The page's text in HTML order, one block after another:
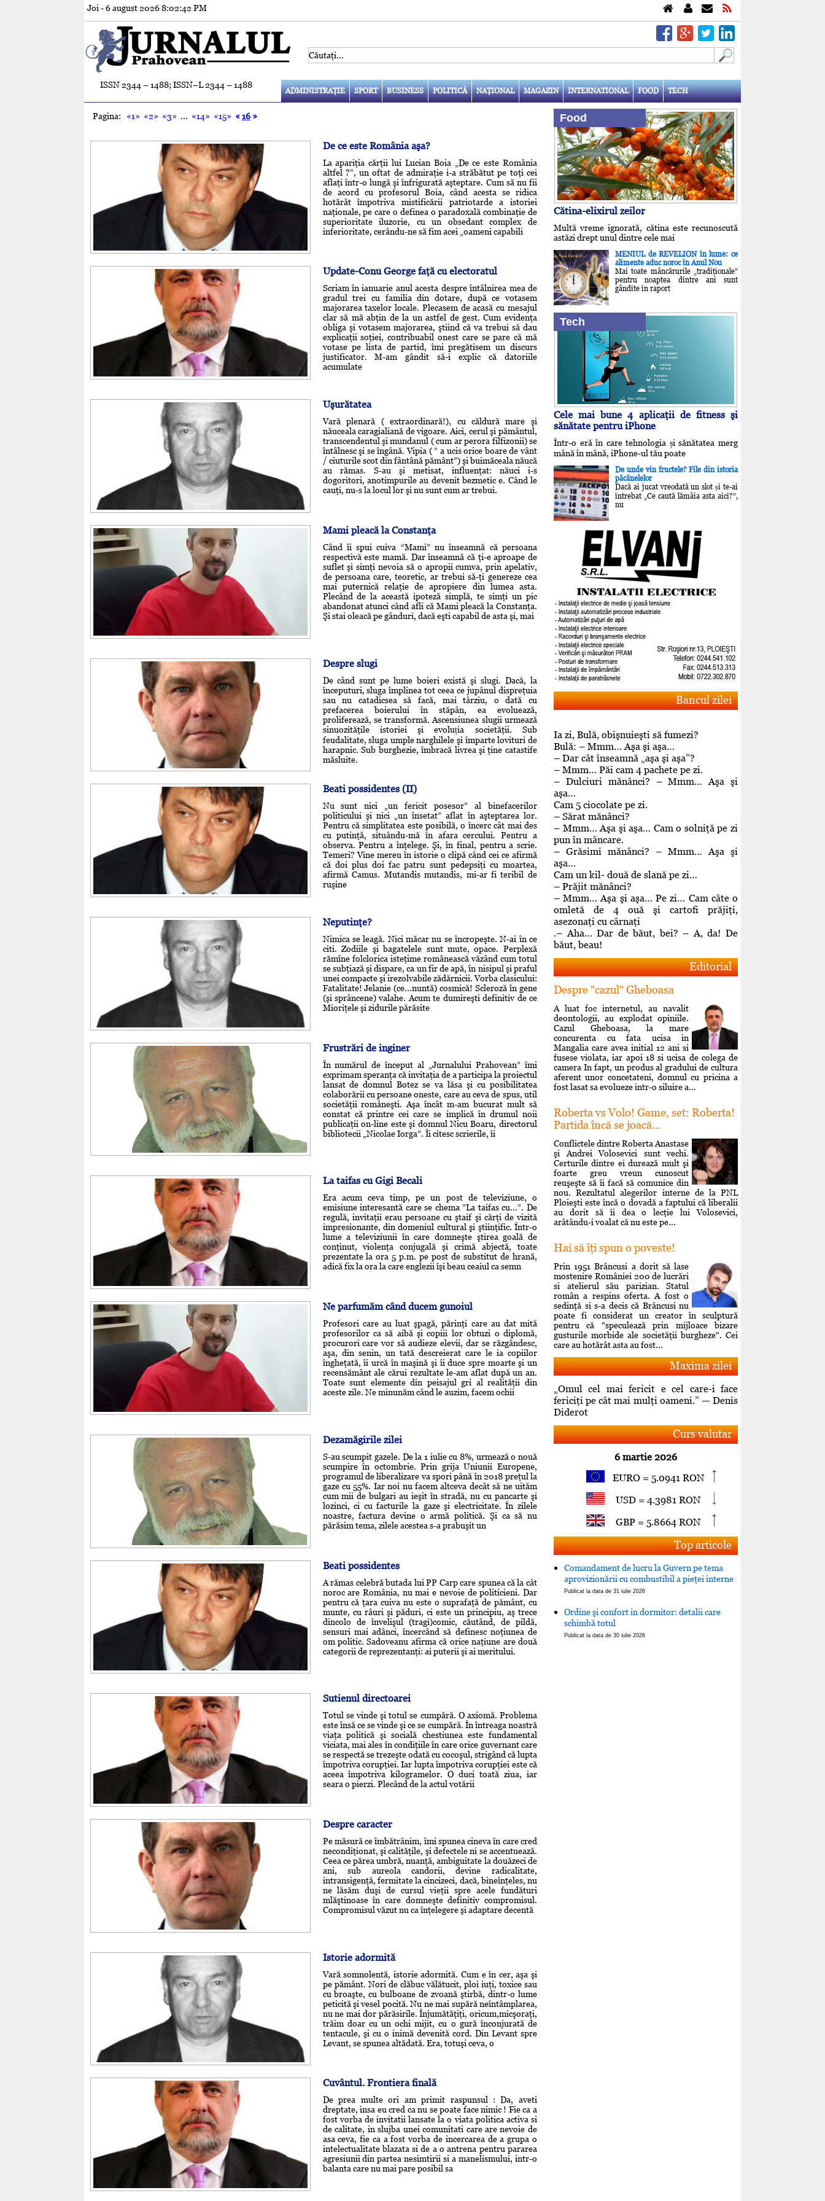
Joi - 6 august 20268:02:44 PM
ISSN 2344 – 1488; ISSN–L 2344 – 1488
ADMINISTRAŢIE SPORT BUSINESS POLITICĂ NAŢIONAL MAGAZIN INTERNATIONAL FOOD TECH
Pagina: «1» «2» «3» ... «14» «15» «16 »
De ce este România aşa?
La apariţia cărţii lui Lucian Boia „De ce este România
altfel ?”, un oftat de admiraţie i-a străbătut pe toţi cei
aflaţi într-o lungă şi înfrigurată aşteptare. Cum să nu fii
de acord cu profesorul Boia, când acesta se ridica
hotărât împotriva mistificării patriotarde a istoriei
naţionale, pe care o definea o paradoxală combinaţie de
superioritate iluzorie, cu un obsedant complex de
inferioritate, cerându-ne să fim acei „oameni capabili
Update-Conu George faţă cu electoratul
Scriam în ianuarie anul acesta despre întâlnirea mea de
gradul trei cu familia din dotare, după ce votasem
majorarea taxelor locale. Plecasem de acasă cu mesajul
clar să mă abţin de la un astfel de gest. Cum evidenţa
obliga şi votasem majorarea, ştiind că va trebui să dau
explicaţii soţiei, contribuabil onest care se pare că mă
votase pe lista de partid, îmi pregătisem un discurs
justificator. M-am gândit să-i explic că datoriile
acumulate
Uşurătatea
Vară plenară ( extraordinară!), cu căldură mare şi
năuceala caragialiană de vigoare. Aici, cerul şi pământul,
transcendentul şi mundanul ( cum ar perora filfizonii) se
întâlnesc şi se îngână. Vipia ( ” a ucis orice boare de vânt
/ ciuturile scot din fântână pământ”) şi buimăceala năucă
au rămas. S-au şi metisat, influenţat: năuci i-s
dogoritori, anotimpurile au devenit bezmetic e. Când le
cauţi, nu-s la locul lor şi nu sunt cum ar trebui.
Mami pleacă la Constanţa
Când îi spui cuiva “Mami” nu înseamnă că persoana
respectivă este mamă. Dar înseamnă că ţi-e aproape de
suflet şi simţi nevoia să o apropii cumva, prin apelativ,
de persoana care, teoretic, ar trebui să-ţi genereze cea
mai puternică relaţie de apropiere din lumea asta.
Plecând de la această ipoteză simplă, te simţi un pic
abandonat atunci când afli că Mami pleacă la Constanţa.
Şi stai oleacă pe gânduri, dacă eşti capabil de asta şi, mai
Despre slugi
De când sunt pe lume boieri există şi slugi. Dacă, la
începuturi, sluga împlinea tot ceea ce jupânul dispreţuia
sau nu catadicsea să facă, mai târziu, o dată cu
prefacerea boierului în stăpân, ea evoluează,
proliferează, se transformă. Ascensiunea slugii urmează
sinuozităţile istoriei şi evoluția societăţii. Sub
feudalitate, sluga umple narghilele şi împarte lovituri de
harapnic. Sub burghezie, îmbracă livrea şi ţine catastife
măsluite.
Beati possidentes (II)
Nu sunt nici „un fericit posesor” al binefacerilor
politicului şi nici „un însetat” aflat în aşteptarea lor.
Pentru că simplitatea este posibilă, o încerc cât mai des
cu putinţă, situându-mă în afara cercului. Pentru a
observa. Pentru a înţelege. Şi, în final, pentru a scrie.
Temeri? Vine mereu în istorie o clipă când cei ce afirmă
că doi plus doi fac patru sunt pedepsiţi cu moartea,
afirmă Camus. Mutandis mutandis, mi-ar fi teribil de
ruşine
Neputinţe?
Nimica se leagă. Nici măcar nu se încropeşte. N-ai în ce
citi. Zodiile şi bagatelele sunt mute, opace. Perplexă
rămîne folclorica isteţime românească văzând cum totul
se subţiază şi dispare, ca un fir de apă, în nisipul şi praful
unei compacte şi irezolvabile zădărnicii. Vorba clasicului:
Fatalitate! Jelanie (ce...nuntă) cosmică! Scleroză în gene
(şi sprâncene) valahe. Acum te dumireşti definitiv de ce
Mioriţele şi zidurile părăsite
Frustrări de inginer
În numărul de început al „Jurnalului Prahovean” îmi
exprimam speranţa că invitaţia de a participa la proiectul
lansat de domnul Botez se va lăsa şi cu posibilitatea
colaborării cu persoane oneste, care au ceva de spus, util
societăţii româneşti. Aşa încât m-am bucurat mult să
constat că printre cei care se implică în drumul noii
publicaţii on-line este şi domnul Nicu Boaru, directorul
bibliotecii „Nicolae Iorga”. Îi citesc scrierile, îi
La taifas cu Gigi Becali
Era acum ceva timp, pe un post de televiziune, o
emisiune interesantă care se chema ”La taifas cu...”. De
regulă, invitaţii erau persoane cu ştaif şi cărţi de vizită
impresionante, din domeniul cultural şi ştiinţific. Într-o
lume a televiziunii în care domneşte ştirea goală de
conţinut, violenţa conjugală şi crimă abjectă, toate
prezentate la ora 5 p.m. pe post de substitut de hrană,
adică fix la ora la care englezii îşi beau ceaiul ca semn
Ne parfumăm când ducem gunoiul
Profesori care au luat şpagă, părinţi care au dat mită
profesorilor ca să aibă şi copiii lor obtuzi o diplomă,
procurori care vor să audieze elevii, dar se răzgândesc,
aşa, din senin, un tată descreierat care le ia copiilor
îngheţată, îi urcă în maşină şi îi duce spre moarte şi un
recensământ ale cărui rezultate le-am aflat după un an.
Toate sunt elemente din peisajul gri al realităţii din
aceste zile. Ne minunăm când le auzim, facem ochii
Dezamăgirile zilei
S-au scumpit gazele. De la 1 iulie cu 8%, urmează o nouă
scumpire în octombrie. Prin grija Uniunii Europene,
programul de liberalizare va spori până în 2018 preţul la
gaze cu 55%. Iar noi nu facem altceva decât să ne uităm
cum mii de bulgari au ieşit în stradă, nu cu pancarte şi
lozinci, ci cu facturile la gaze şi electricitate. În zilele
noastre, factura devine o armă politică. Şi ca să nu
părăsim tema, zilele acestea s-a prabuşit un
Beati possidentes
A rămas celebră butada lui PP Carp care spunea că la cât
noroc are România, nu mai e nevoie de politicieni. Dar
pentru că ţara cuiva nu este o suprafaţă de pământ, cu
munte, cu râuri şi păduri, ci este un principiu, aş trece
dincolo de învelişul (tragi)comic, căutând, de pildă,
sensuri mai adânci, încercând să definesc noţiunea de
om politic. Sadoveanu afirma că orice naţiune are două
categorii de reprezentanţi: ai puterii şi ai meritului.
Sutienul directoarei
Totul se vinde şi totul se cumpără. O axiomă. Problema
este însă ce se vinde şi ce se cumpără. În întreaga noastră
viaţa politică şi socială chestiunea este fundamental
viciata, mai ales în condiţiile în care orice guvernant care
se respectă se trezeşte odată cu cocoşul, strigând că lupta
împotriva corupţiei. Iar lupta împotriva corupţiei este că
aceea împotriva kilogramelor. O duci toată ziua, iar
seara o pierzi. Plecând de la actul votării
Despre caracter
Pe măsură ce îmbătrânim, îmi spunea cineva în care cred
necondiţionat, şi calităţile, şi defectele ni se accentuează.
Ceea ce părea umbră, nuanţă, ambiguitate la douăzeci de
ani, sub aureola candorii, devine radicalitate,
intransigenţă, fermitate la cincizeci, dacă, bineînţeles, nu
ne lăsăm duşi de cursul vieţii spre acele fundături
mlăştinoase în care domneşte definitiv compromisul.
Compromisul văzut nu ca înţelegere şi adaptare decentă
Istorie adormită
Vară somnolentă, istorie adormită. Cum e în cer, aşa şi
pe pământ. Nori de clăbuc vălătucit, ploi iuţi, toxice sau
cu broaşte, cu bulboane de zvoană ştirbă, dintr-o lume
peticită şi vesel pocită. Nu ne mai supără neîntâmplarea,
nu ne mai dor părăsirile. Înjumătăţiţi, oricum,micşoraţi,
trăim doar cu un ochi mijit, cu o gură înconjurată de
tentacule, şi cu o inimă devenită cord. Din Levant spre
Levant, se spunea altădată. Era, totuşi ceva, o
Cuvântul. Frontiera finală
De prea multe ori am primit raspunsul : Da, aveti
dreptate, insa eu cred ca nu se poate face nimic ! Fie ca a
fost vorba de invitatii lansate la o viata politica activa si
de calitate, in slujba unei comunitati care are nevoie de
asa ceva, fie ca a fost vorba de incercarea de a grupa o
intelectualitate blazata si de a o antrena pentru pararea
agresiunii din partea nesimtirii si a manelismului, intr-o
balanta care nu mai pare posibil sa
Food
Cătina-elixirul zeilor
Multă vreme ignorată, cătina este recunoscută
astăzi drept unul dintre cele mai
MENIUL de REVELION în lume: ce
alimente aduc noroc în Anul Nou
Mai toate mâncărurile „tradiţionale”
pentru noaptea dintre ani sunt
gândite în raport
Tech
Cele mai bune 4 aplicaţii de fitness şi
sănătate pentru iPhone
Într-o eră în care tehnologia și sănătatea merg
mână în mână, iPhone-ul tău poate
De unde vin fructele? File din istoria
păcănelelor
Dacă ai jucat vreodată un slot și te-ai
întrebat „Ce caută lămâia asta aici?”,
nu
Bancul zilei
Ia zi, Bulă, obişnuieşti să fumezi?
Bulă: – Mmm… Aşa şi aşa…
– Dar cât înseamnă „aşa şi aşa”?
– Mmm… Păi cam 4 pachete pe zi.
– Dulciuri mănânci? – Mmm… Aşa şi
aşa…
Cam 5 ciocolate pe zi.
– Sărat mănânci?
– Mmm… Aşa şi aşa… Cam o solniţă pe zi
pun în mâncare.
– Grăsimi mănânci? – Mmm… Aşa şi
aşa…
Cam un kil- două de slană pe zi…
– Prăjit mănânci?
– Mmm… Aşa şi aşa… Pe zi… Cam câte o
omletă de 4 ouă şi cartofi prăjiţi,
asezonaţi cu cârnaţi
.– Aha… Dar de băut, bei? – A, da! De
băut, beau!
Editorial
Despre "cazul" Gheboasa
A luat foc internetul, au navalit
deontologii, au explodat opiniile.
Cazul Gheboasa, la mare
concurenta cu fata ucisa in
Mangalia care avea initial 12 ani si
fusese violata, iar apoi 18 si ucisa de colega de
camera In fapt, un produs al gradului de cultura
aferent unor concetateni, domnul cu pricina a
fost lasat sa evolueze intr-o siluire a...
Roberta vs Volo! Game, set: Roberta!
Partida încă se joacă...
Conflictele dintre Roberta Anastase
şi Andrei Volosevici sunt vechi.
Certurile dintre ei durează mult şi
foarte greu vreun cunoscut
reuşeşte să îi facă să comunice din
nou. Rezultatul alegerilor interne de la PNL
Ploieşti este încă o dovadă a faptului că liberalii
au dorit să îi dea o lecţie lui Volosevici,
arâtându-i voalat că nu este pe...
Hai să îţi spun o poveste!
Prin 1951 Brâncusi a dorit să lase
mostenire României 200 de lucrări
si atelierul său parizian. Statul
român a respins oferta. A fost o
sedinţă si s-a decis că Brâncusi nu
poate fi considerat un creator în sculptură
pentru că "speculează prin mijloace bizare
gusturile morbide ale societăţii burgheze". Cei
care au hotărât asta au fost...
Maxima zilei
„Omul cel mai fericit e cel care-i face
fericiţi pe cât mai mulţi oameni.” — Denis
Diderot
Curs valutar
6 martie 2026
EURO = 5.0941 RON
USD = 4.3981 RON
GBP = 5.8664 RON
Top articole
Comandament de lucru la Guvern pe tema
aprovizionării cu combustibil a pieţei interne
Publicat la data de 31 iulie 2026
Ordine şi confort in dormitor: detalii care
schimbă totul
Publicat la data de 30 iulie 2026